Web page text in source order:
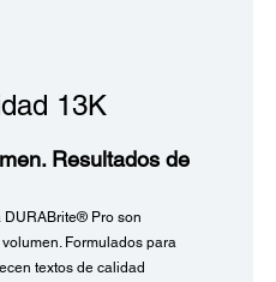
13K
Resultados de
Pro son
Formulados para
textos de calidad